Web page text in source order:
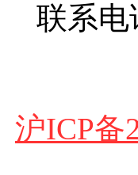
联系电
沪ICP备